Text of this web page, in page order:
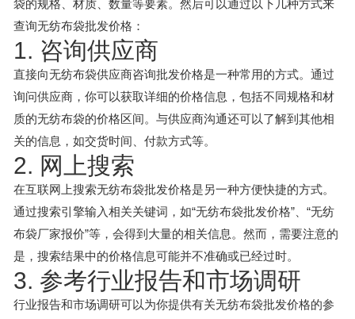
袋的规格、材质、数量等要素。然后可以通过以下几种方式来
查询无纺布袋批发价格：
1. 咨询供应商
直接向无纺布袋供应商咨询批发价格是一种常用的方式。通过
询问供应商，你可以获取详细的价格信息，包括不同规格和材
质的无纺布袋的价格区间。与供应商沟通还可以了解到其他相
关的信息，如交货时间、付款方式等。
2. 网上搜索
在互联网上搜索无纺布袋批发价格是另一种方便快捷的方式。
通过搜索引擎输入相关关键词，如“无纺布袋批发价格”、“无纺
布袋厂家报价”等，会得到大量的相关信息。然而，需要注意的
是，搜索结果中的价格信息可能并不准确或已经过时。
3. 参考行业报告和市场调研
行业报告和市场调研可以为你提供有关无纺布袋批发价格的参